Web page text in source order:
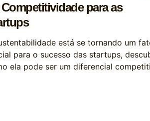
para as
está se tornando um
para o sucesso das startups,
ela pode ser um diferencial